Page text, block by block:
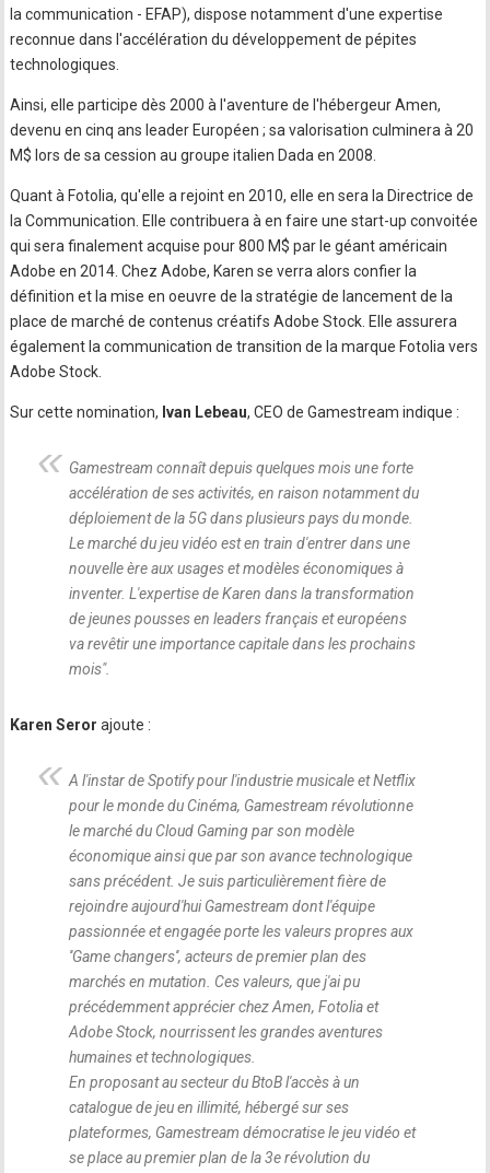
la communication - EFAP), dispose notamment d'une expertise
reconnue dans l'accélération du développement de pépites
technologiques.
Ainsi, elle participe dès 2000 à l'aventure de l'hébergeur Amen,
devenu en cinq ans leader Européen ; sa valorisation culminera à 20
M$ lors de sa cession au groupe italien Dada en 2008.
Quant à Fotolia, qu'elle a rejoint en 2010, elle en sera la Directrice de
la Communication. Elle contribuera à en faire une start-up convoitée
qui sera finalement acquise pour 800 M$ par le géant américain
Adobe en 2014. Chez Adobe, Karen se verra alors confier la
définition et la mise en oeuvre de la stratégie de lancement de la
place de marché de contenus créatifs Adobe Stock. Elle assurera
également la communication de transition de la marque Fotolia vers
Adobe Stock.
Sur cette nomination, Ivan Lebeau, CEO de Gamestream indique :
Gamestream connaît depuis quelques mois une forte
accélération de ses activités, en raison notamment du
déploiement de la 5G dans plusieurs pays du monde.
Le marché du jeu vidéo est en train d'entrer dans une
nouvelle ère aux usages et modèles économiques à
inventer. L'expertise de Karen dans la transformation
de jeunes pousses en leaders français et européens
va revêtir une importance capitale dans les prochains
mois".
Karen Seror ajoute :
A l'instar de Spotify pour l'industrie musicale et Netflix
pour le monde du Cinéma, Gamestream révolutionne
le marché du Cloud Gaming par son modèle
économique ainsi que par son avance technologique
sans précédent. Je suis particulièrement fière de
rejoindre aujourd'hui Gamestream dont l'équipe
passionnée et engagée porte les valeurs propres aux
''Game changers'', acteurs de premier plan des
marchés en mutation. Ces valeurs, que j'ai pu
précédemment apprécier chez Amen, Fotolia et
Adobe Stock, nourrissent les grandes aventures
humaines et technologiques.
En proposant au secteur du BtoB l'accès à un
catalogue de jeu en illimité, hébergé sur ses
plateformes, Gamestream démocratise le jeu vidéo et
se place au premier plan de la 3e révolution du